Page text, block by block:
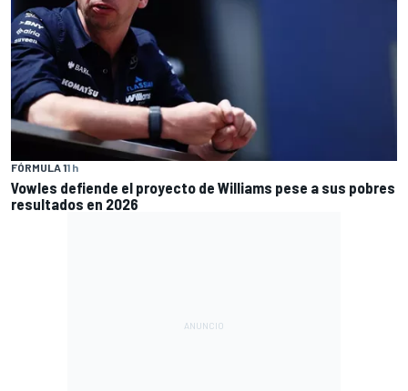
FÓRMULA 11 h
Vowles defiende el proyecto de Williams pese a sus pobres
resultados en 2026